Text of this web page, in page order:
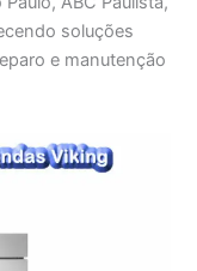
soluções
e manutenção